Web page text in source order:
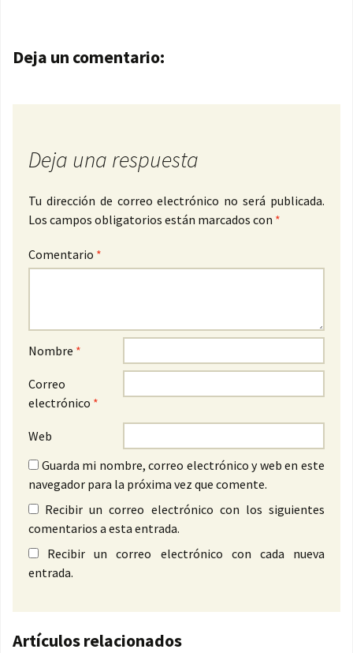
Navegación de entradas
Deja un comentario:
Deja una respuesta
Tu dirección de correo electrónico no será publicada.
Los campos obligatorios están marcados con *
Comentario *
Nombre *
Correo
electrónico *
Web
Guarda mi nombre, correo electrónico y web en este
navegador para la próxima vez que comente.
Recibir un correo electrónico con los siguientes
comentarios a esta entrada.
Recibir un correo electrónico con cada nueva
entrada.
Artículos relacionados